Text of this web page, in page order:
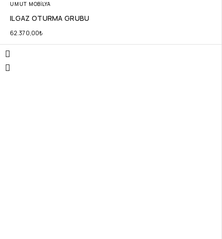
UMUT MOBİLYA
ILGAZ OTURMA GRUBU
62.370,00₺